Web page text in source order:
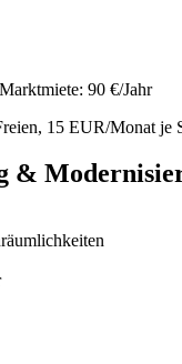
Marktmiete: 90 €/Jahr
15 EUR/Monat je
&